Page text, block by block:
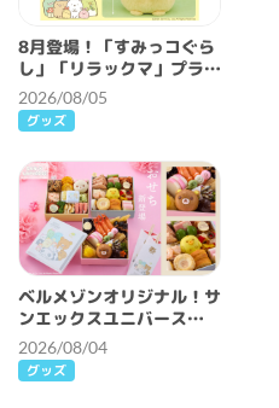
8月登場！「すみっコぐら
し」「リラックマ」プライ
ズ☆
2026/08/05
グッズ
ベルメゾンオリジナル！サ
ンエックスユニバース
2027年おせち
2026/08/04
グッズ